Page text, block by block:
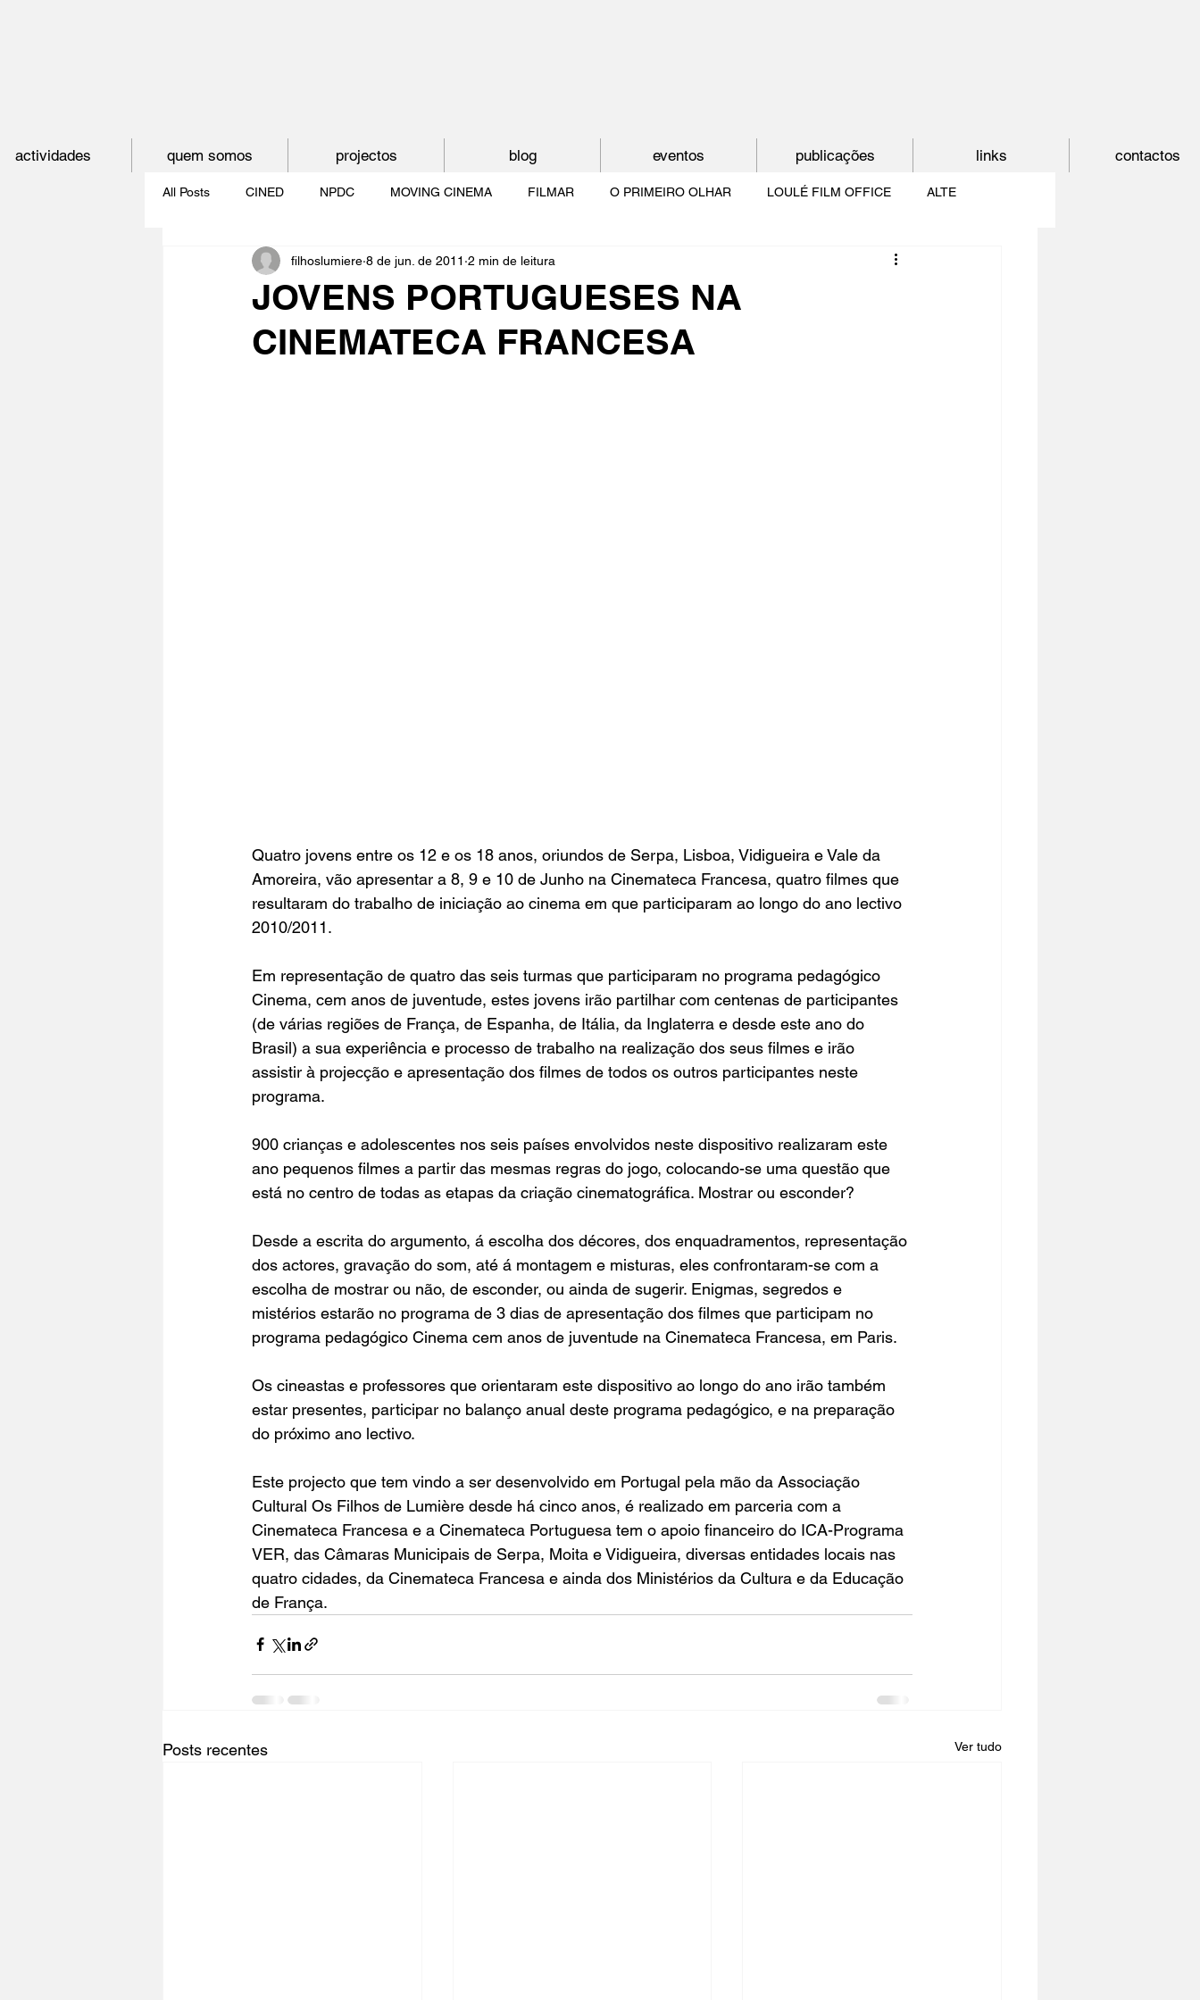
All Posts CINED NPDC MOVING CINEMA FILMAR O PRIMEIRO OLHAR LOULÉ FILM OFFICE ALTE
O CINEMA, CEM ANOS DE JUVENTUDE O MUNDO À NOSSA VOLTA SHORTCUT
CINECLUBE DAS GAIVOTAS O CINEMA POR DENTRO CRESCER COM O CINEMA
JOVENS PORTUGUESES NA
CINEMATECA FRANCESA
filhoslumiere 8 de jun. de 2011 2 min de leitura
Quatro jovens entre os 12 e os 18 anos, oriundos de Serpa, Lisboa, Vidigueira e Vale da
Amoreira, vão apresentar a 8, 9 e 10 de Junho na Cinemateca Francesa, quatro filmes que
resultaram do trabalho de iniciação ao cinema em que participaram ao longo do ano lectivo
2010/2011.
Em representação de quatro das seis turmas que participaram no programa pedagógico
Cinema, cem anos de juventude, estes jovens irão partilhar com centenas de participantes
(de várias regiões de França, de Espanha, de Itália, da Inglaterra e desde este ano do
Brasil) a sua experiência e processo de trabalho na realização dos seus filmes e irão
assistir à projecção e apresentação dos filmes de todos os outros participantes neste
programa.
900 crianças e adolescentes nos seis países envolvidos neste dispositivo realizaram este
ano pequenos filmes a partir das mesmas regras do jogo, colocando-se uma questão que
está no centro de todas as etapas da criação cinematográfica. Mostrar ou esconder?
Desde a escrita do argumento, á escolha dos décores, dos enquadramentos, representação
dos actores, gravação do som, até á montagem e misturas, eles confrontaram-se com a
escolha de mostrar ou não, de esconder, ou ainda de sugerir. Enigmas, segredos e
mistérios estarão no programa de 3 dias de apresentação dos filmes que participam no
programa pedagógico Cinema cem anos de juventude na Cinemateca Francesa, em Paris.
Os cineastas e professores que orientaram este dispositivo ao longo do ano irão também
estar presentes, participar no balanço anual deste programa pedagógico, e na preparação
do próximo ano lectivo.
Este projecto que tem vindo a ser desenvolvido em Portugal pela mão da Associação
Cultural Os Filhos de Lumière desde há cinco anos, é realizado em parceria com a
Cinemateca Francesa e a Cinemateca Portuguesa tem o apoio financeiro do ICA-Programa
VER, das Câmaras Municipais de Serpa, Moita e Vidigueira, diversas entidades locais nas
quatro cidades, da Cinemateca Francesa e ainda dos Ministérios da Cultura e da Educação
de França.
Posts recentes Ver tudo
actividades quem somos projectos blog eventos publicações links contactos